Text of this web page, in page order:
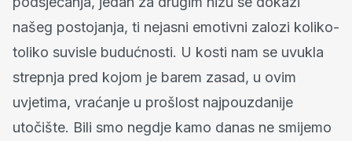
našeg postojanja, ti nejasni emotivni zalozi koliko-
toliko suvisle budućnosti. U kosti nam se uvukla
strepnja pred kojom je barem zasad, u ovim
uvjetima, vraćanje u prošlost najpouzdanije
utočište. Bili smo negdje kamo danas ne smijemo